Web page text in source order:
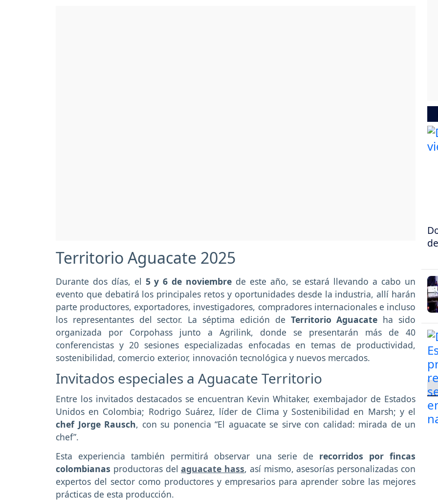
Territorio Aguacate 2025
Durante dos días, el 5 y 6 de noviembre de este año, se estará llevando a cabo un
evento que debatirá los principales retos y oportunidades desde la industria, allí harán
parte productores, exportadores, investigadores, compradores internacionales e incluso
los representantes del sector. La séptima edición de Territorio Aguacate ha sido
organizada por Corpohass junto a Agrilink, donde se presentarán más de 40
conferencistas y 20 sesiones especializadas enfocadas en temas de productividad,
sostenibilidad, comercio exterior, innovación tecnológica y nuevos mercados.
Invitados especiales a Aguacate Territorio
Entre los invitados destacados se encuentran Kevin Whitaker, exembajador de Estados
Unidos en Colombia; Rodrigo Suárez, líder de Clima y Sostenibilidad en Marsh; y el
chef Jorge Rausch, con su ponencia “El aguacate se sirve con calidad: mirada de un
chef”.
Esta experiencia también permitirá observar una serie de recorridos por fincas
colombianas productoras delaguacate hass, así mismo, asesorías personalizadas con
expertos del sector como productores y empresarios para aprender sobre las mejores
prácticas de esta producción.